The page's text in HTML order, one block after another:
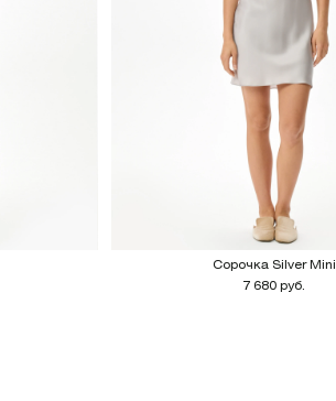
Сорочка Silver Mini
7 680 руб.